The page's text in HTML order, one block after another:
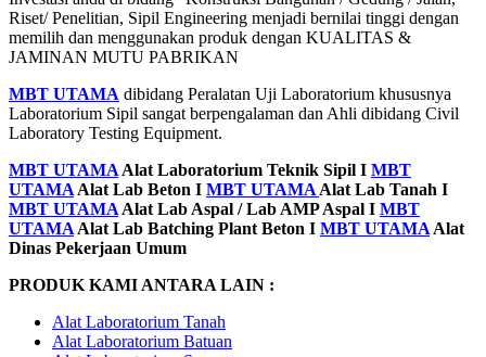
Riset/ Penelitian, Sipil Engineering menjadi bernilai tinggi dengan
memilih dan menggunakan produk dengan KUALITAS &
JAMINAN MUTU PABRIKAN
MBT UTAMA dibidang Peralatan Uji Laboratorium khususnya
Laboratorium Sipil sangat berpengalaman dan Ahli dibidang Civil
Laboratory Testing Equipment.
MBT UTAMA Alat Laboratorium Teknik Sipil I MBT
UTAMA Alat Lab Beton I MBT UTAMA Alat Lab Tanah I
MBT UTAMA Alat Lab Aspal / Lab AMP Aspal I MBT
UTAMA Alat Lab Batching Plant Beton I MBT UTAMA Alat
Dinas Pekerjaan Umum
PRODUK KAMI ANTARA LAIN :
Alat Laboratorium Tanah
Alat Laboratorium Batuan